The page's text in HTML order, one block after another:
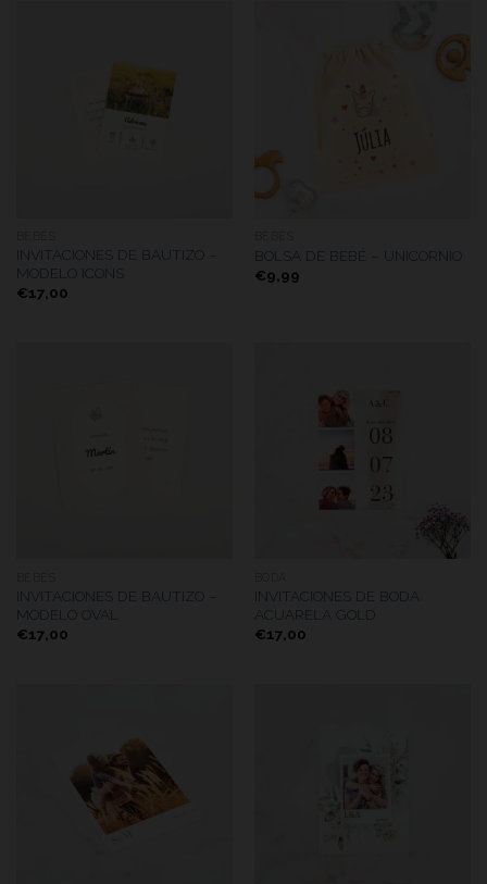
INVITACIONES DE BAUTIZO –
MODELO ICONS
€17,00
BOLSA DE BEBÉ – UNICORNIO
€9,99
INVITACIONES DE BAUTIZO –
MODELO OVAL
€17,00
INVITACIONES DE BODA
ACUARELA GOLD
€17,00